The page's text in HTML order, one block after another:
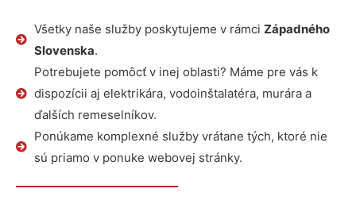
Všetky naše služby poskytujeme v rámci Západného
Slovenska.
Potrebujete pomôcť v inej oblasti? Máme pre vás k
dispozícii aj elektrikára, vodoinštalatéra, murára a
ďalších remeselníkov.
Ponúkame komplexné služby vrátane tých, ktoré nie
sú priamo v ponuke webovej stránky.